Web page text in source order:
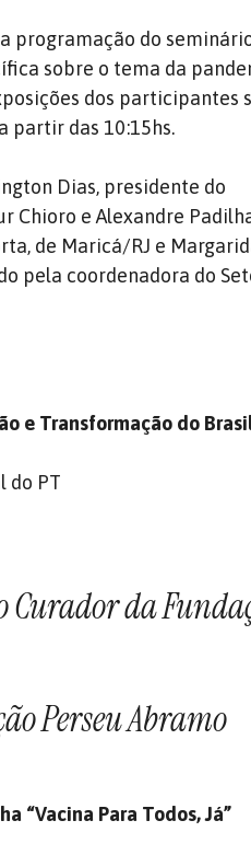
programação do
sobre o tema da
dos participantes
partir das 10:15hs.
Dias, presidente do
Chioro e Alexandre
de Maricá/RJ e
pela coordenadora do
e Transformação do
do PT
Curador da
Perseu Abramo
“Vacina Para Todos, Já”